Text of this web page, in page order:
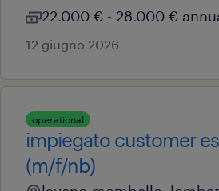
22.000 € - 28.000 €
12 giugno 2026
operational
impiegato customer
(m/f/nb)